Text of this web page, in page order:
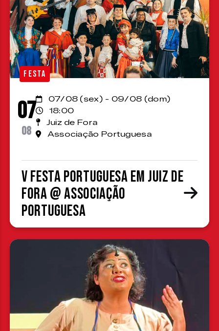
FESTA
07
08
07/08 (sex) - 09/08 (dom)
18:00
Juiz de Fora
Associação Portuguesa
V Festa Portuguesa em Juiz de
Fora @ Associação
Portuguesa